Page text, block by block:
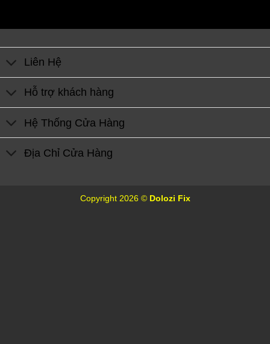
Liên Hệ
Hỗ trợ khách hàng
Hệ Thống Cửa Hàng
Địa Chỉ Cửa Hàng
Copyright 2026 © Dolozi Fix